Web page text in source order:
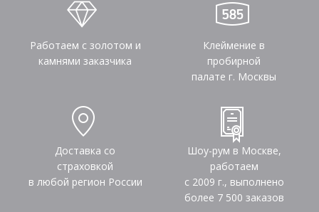
Работаем с золотом и
камнями заказчика
Клеймение в
пробирной
палате г. Москвы
Доставка со
страховкой
в любой регион России
Шоу-рум в Москве,
работаем
с 2009 г., выполнено
более 7 500 заказов